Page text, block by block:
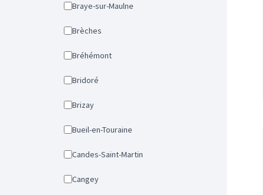
Braye-sur-Maulne
Brèches
Bréhémont
Bridoré
Brizay
Bueil-en-Touraine
Candes-Saint-Martin
Cangey